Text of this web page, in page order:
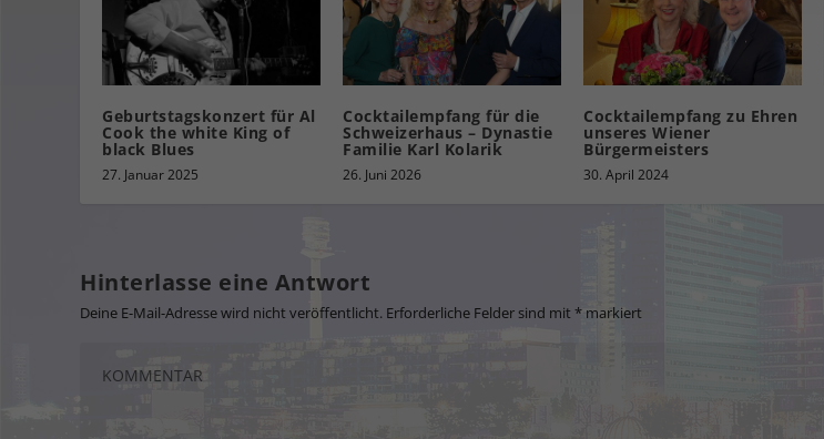
Geburtstagskonzert für Al
Cook the white King of
black Blues
27. Januar 2025
Cocktailempfang für die
Schweizerhaus – Dynastie
Familie Karl Kolarik
26. Juni 2026
Cocktailempfang zu Ehren
unseres Wiener
Bürgermeisters
30. April 2024
Hinterlasse eine Antwort
Deine E-Mail-Adresse wird nicht veröffentlicht. Erforderliche Felder sind mit * markiert